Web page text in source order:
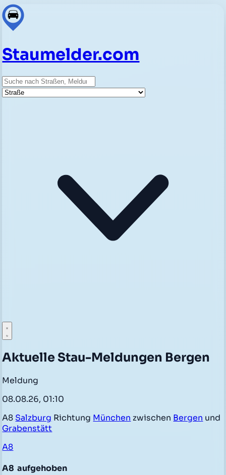
Staumelder.com
Suche
Straße
Aktuelle Stau-Meldungen Bergen
Meldung
08.08.26, 01:10
A8 Salzburg Richtung München zwischen Bergen und
Grabenstätt
A8
A8 aufgehoben